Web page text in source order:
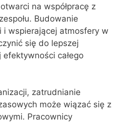
na współpracę z
Budowanie
i wspierającej atmosfery w
się do lepszej
całego
zatrudnianie
może wiązać się z
Pracownicy